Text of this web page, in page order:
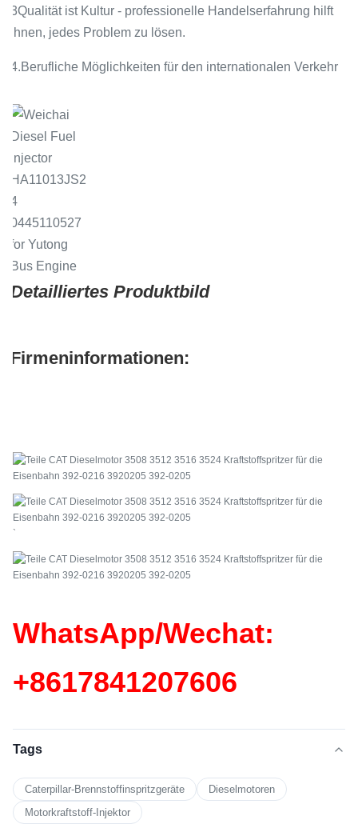
3Qualität ist Kultur - professionelle Handelserfahrung hilft
Ihnen, jedes Problem zu lösen.
4.Berufliche Möglichkeiten für den internationalen Verkehr
Detailliertes Produktbild
Firmeninformationen:
`
WhatsApp/Wechat:
+8617841207606
Tags
Caterpillar-Brennstoffinspritzgeräte
Dieselmotoren
Motorkraftstoff-Injektor